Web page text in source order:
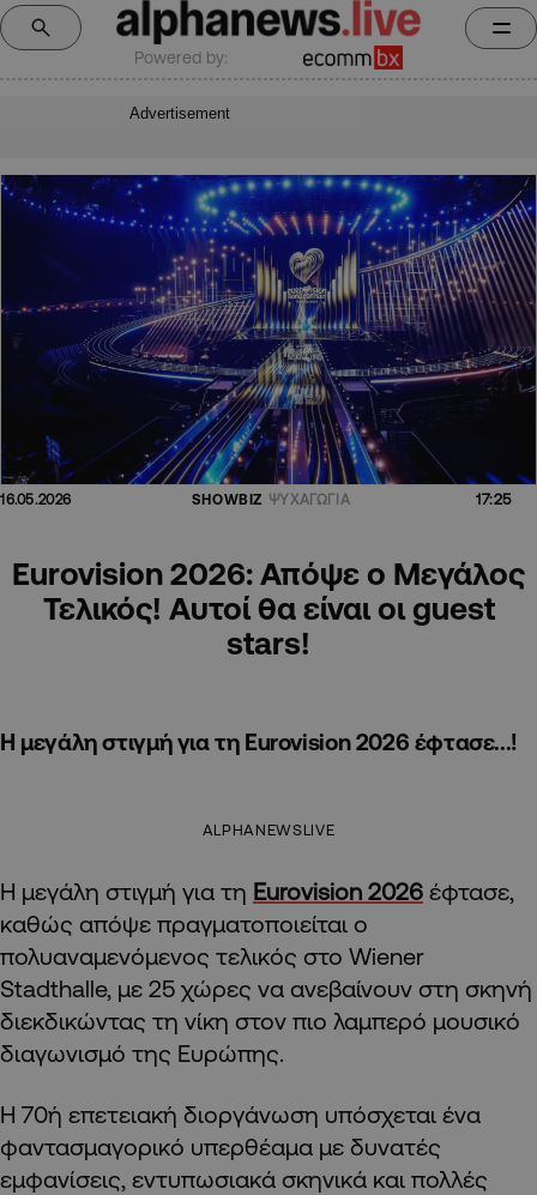
Powered by:
Advertisement
16.05.2026 SHOWBIZ ΨΥΧΑΓΩΓΙΑ 17:25
Eurovision 2026: Απόψε ο Μεγάλος
Τελικός! Αυτοί θα είναι οι guest
stars!
Η μεγάλη στιγμή για τη Eurovision 2026 έφτασε...!
ALPHANEWSLIVE
Η μεγάλη στιγμή για τη Eurovision 2026 έφτασε,
καθώς απόψε πραγματοποιείται ο
πολυαναμενόμενος τελικός στο Wiener
Stadthalle, με 25 χώρες να ανεβαίνουν στη σκηνή
διεκδικώντας τη νίκη στον πιο λαμπερό μουσικό
διαγωνισμό της Ευρώπης.
Η 70ή επετειακή διοργάνωση υπόσχεται ένα
φαντασμαγορικό υπερθέαμα με δυνατές
εμφανίσεις, εντυπωσιακά σκηνικά και πολλές